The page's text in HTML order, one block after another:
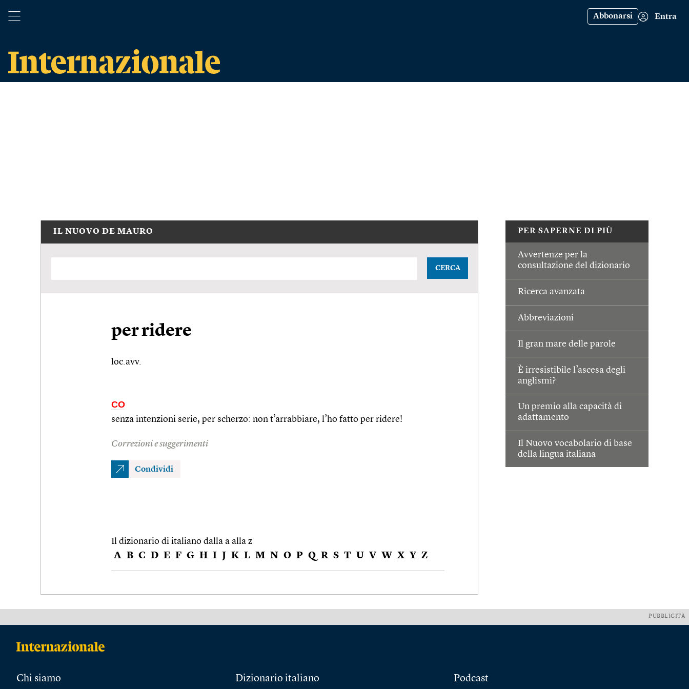
Abbonarsi Entra
PER SAPERNE DI PIÙ
Avvertenze per la
consultazione del dizionario
Ricerca avanzata
Abbreviazioni
Il gran mare delle parole
È irresistibile l’ascesa degli
anglismi?
Un premio alla capacità di
adattamento
Il Nuovo vocabolario di base
della lingua italiana
IL NUOVO DE MAURO
CERCA
per ridere
loc.avv.
CO
senza intenzioni serie, per scherzo: non t’arrabbiare, l’ho fatto per ridere!
Correzioni e suggerimenti
Condividi
Il dizionario di italiano dalla a alla z
A B C D E F G H I J K L M N O P Q R S T U V W X Y Z
PUBBLICITÀ
Chi siamo Dizionario italiano Podcast